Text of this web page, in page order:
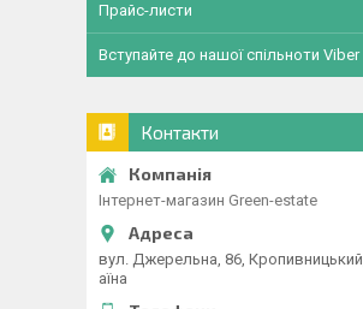
Прайс-листи
Вступайте до нашої спільноти Viber
Контакти
Інтернет-магазин Green-estate
вул. Джерельна, 86,
аїна